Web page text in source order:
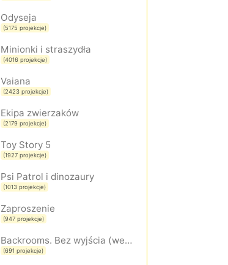
Odyseja
(5175 projekcje)
Minionki i straszydła
(4016 projekcje)
Vaiana
(2423 projekcje)
Ekipa zwierzaków
(2179 projekcje)
Toy Story 5
(1927 projekcje)
Psi Patrol i dinozaury
(1013 projekcje)
Zaproszenie
(947 projekcje)
Backrooms. Bez wyjścia (wersja rozszerzona)
(691 projekcje)